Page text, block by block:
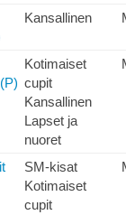
Kansallinen
Kotimaiset
cupit
Kansallinen
Lapset ja
nuoret
SM-kisat
Kotimaiset
cupit